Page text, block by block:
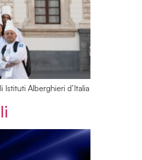
Alberghieri d’Italia